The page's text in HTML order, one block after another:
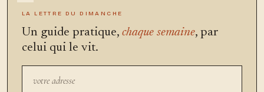
LA LETTRE DU DIMANCHE
Un guide pratique, chaque semaine, par
celui qui le vit.